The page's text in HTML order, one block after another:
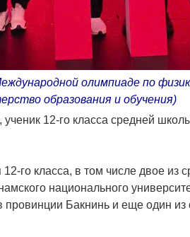
олимпиаде по
образования и обучения)
12-го класса средней
го класса, в том числе двое
национального
Бакнинь и еще один